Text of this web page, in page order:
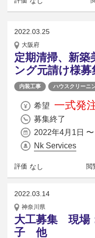
2022.03.25
大阪府
定期清掃、新
ング元請け様募
内装工事 ハウスクリーニ
希望 一式発
募集終了
2022年4月1日
Nk Services
評価 なし 閲
2022.03.14
神奈川県
大工募集 現場
子 他